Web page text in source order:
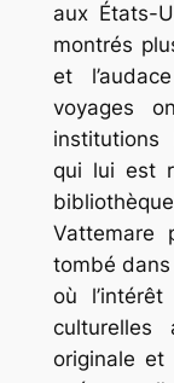
aux États-
montrés
et
voyages
institutions
qui lui est
Vattemare
tombé dans
où
originale et